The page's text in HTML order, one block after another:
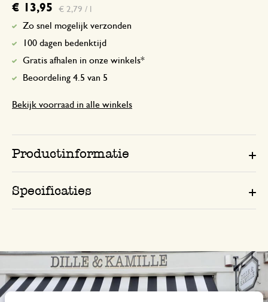
€ 13,95 € 2,79 / l
Zo snel mogelijk verzonden
100 dagen bedenktijd
Gratis afhalen in onze winkels*
Beoordeling 4.5 van 5
Bekijk voorraad in alle winkels
Productinformatie
Specificaties